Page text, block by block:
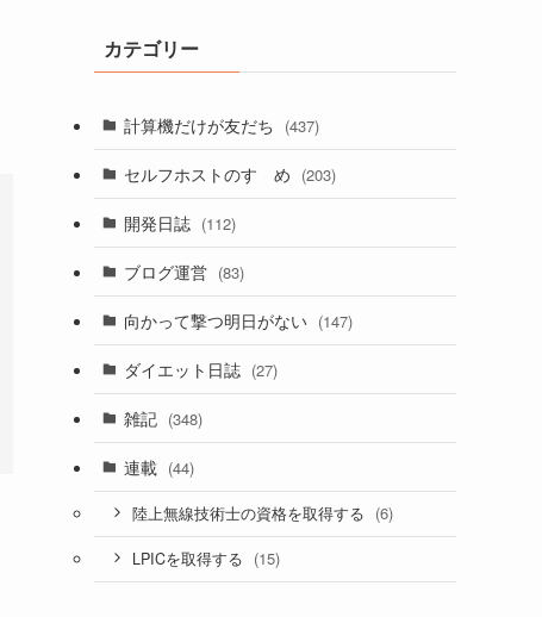
カテゴリー
計算機だけが友だち (437)
セルフホストのすゝめ (203)
開発日誌 (112)
ブログ運営 (83)
向かって撃つ明日がない (147)
ダイエット日誌 (27)
雑記 (348)
連載 (44)
陸上無線技術士の資格を取得する (6)
LPICを取得する (15)